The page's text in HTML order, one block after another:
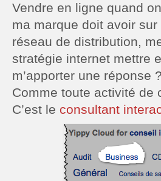
Vendre en ligne quand
ma marque doit avoir
réseau de distribution,
stratégie internet mettre
m’apporter une réponse ?
Comme toute activité de
C’est le consultant